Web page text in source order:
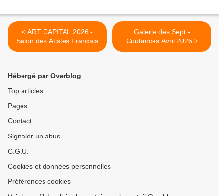
< ART CAPITAL 2026 -
Salon des Atistes Français
Galerie des Sept -
Coutances Avril 2026 >
Hébergé par Overblog
Top articles
Pages
Contact
Signaler un abus
C.G.U.
Cookies et données personnelles
Préférences cookies